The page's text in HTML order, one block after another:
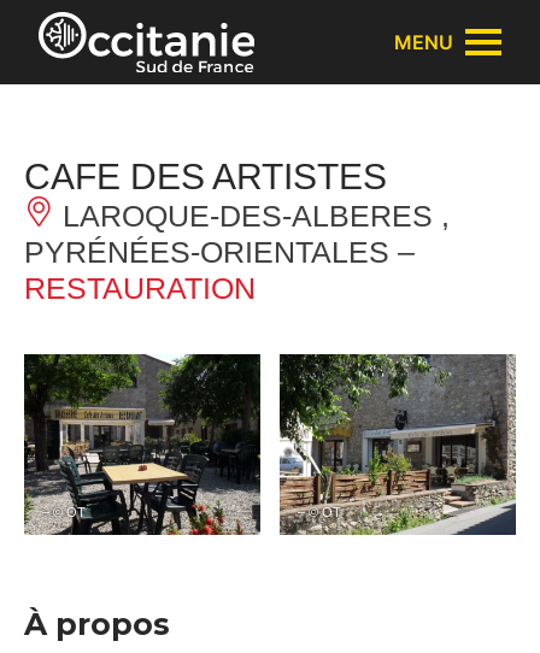
Panneau de gestion des cookies
MENU
CAFE DES ARTISTES
LAROQUE-DES-ALBERES ,
PYRÉNÉES-ORIENTALES –
RESTAURATION
– © OT – © OT
À propos